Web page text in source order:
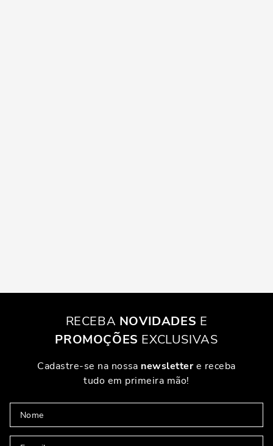
RECEBA NOVIDADES E
PROMOÇÕES EXCLUSIVAS
Cadastre-se na nossa newslettere receba
tudo em primeira mão!